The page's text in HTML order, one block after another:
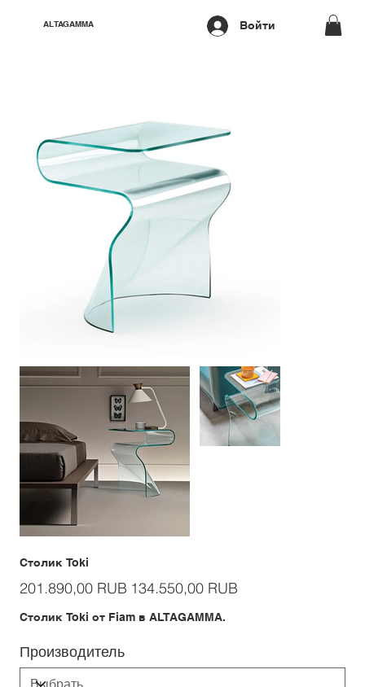
ALTAGAMMA Войти
Столик Toki
Первоначальная
цена
201.890,00 RUB Спеццена
134.550,00 RUB
Столик Toki от Fiam в ALTAGAMMA.
Производитель